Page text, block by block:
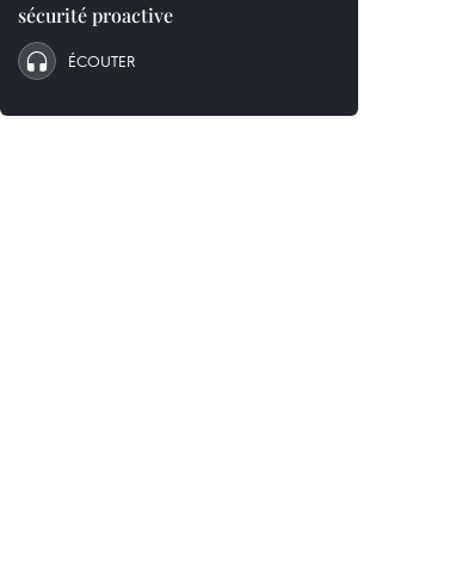
sécurité proactive
ÉCOUTER